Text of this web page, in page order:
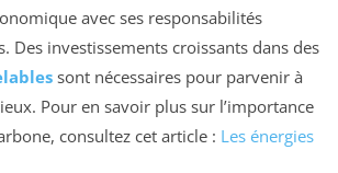
avec ses responsabilités
Des investissements croissants dans des
sont nécessaires pour parvenir à
Pour en savoir plus sur l’importance
consultez cet article : Les énergies